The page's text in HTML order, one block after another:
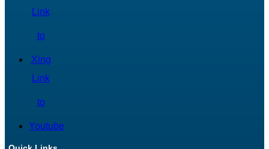
Link
to
Xing
Link
to
Youtube